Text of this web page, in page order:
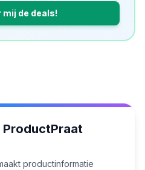
de deals!
ProductPraat
productinformatie